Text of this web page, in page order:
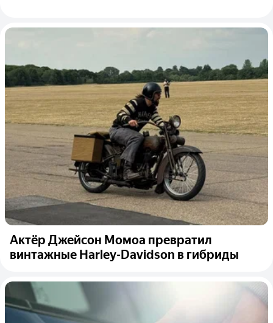
Актёр Джейсон Момоа превратил
винтажные Harley-Davidson в гибриды